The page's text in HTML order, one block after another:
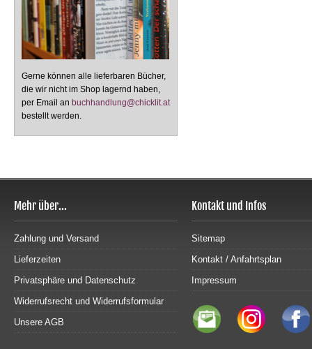
Gerne können alle lieferbaren Bücher,
die wir nicht im Shop lagernd haben,
per Email an buchhandlung@chicklit.at
bestellt werden.
Mehr über...
Zahlung und Versand
Lieferzeiten
Privatsphäre und Datenschutz
Widerrufsrecht und Widerrufsformular
Unsere AGB
Kontakt und Infos
Sitemap
Kontakt / Anfahrtsplan
Impressum